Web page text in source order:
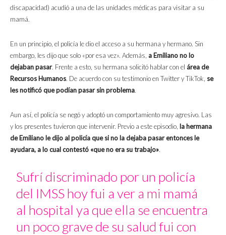
discapacidad) acudió a una de las unidades médicas para visitar a su
mamá.
En un principio, el policía le dio el acceso a su hermana y hermano. Sin
embargo, les dijo que solo «por esa vez». Además, a Emiliano no lo
dejaban pasar. Frente a esto, su hermana solicitó hablar con el área de
Recursos Humanos. De acuerdo con su testimonio en Twitter y TikTok, se
les notificó que podían pasar sin problema.
Aun así, el policía se negó y adoptó un comportamiento muy agresivo. Las
y los presentes tuvieron que intervenir. Previo a este episodio, la hermana
de Emiliano le dijo al policía que si no la dejaba pasar entonces le
ayudara, a lo cual contestó «que no era su trabajo».
Sufrí discriminado por un policía
del IMSS hoy fui a ver a mi mamá
al hospital ya que ella se encuentra
un poco grave de su salud fui con